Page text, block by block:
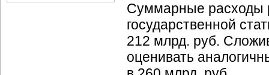
Суммарные расходы
государственной
212 млрд. руб.
оценивать